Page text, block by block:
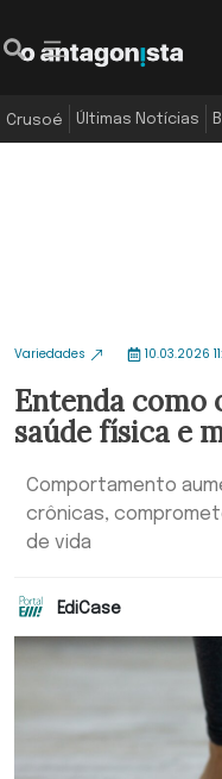
Crusoé Últimas Notícias
Variedades 10.03.2026
Entenda como
saúde física e
Comportamento
crônicas,
de vida
EdiCase